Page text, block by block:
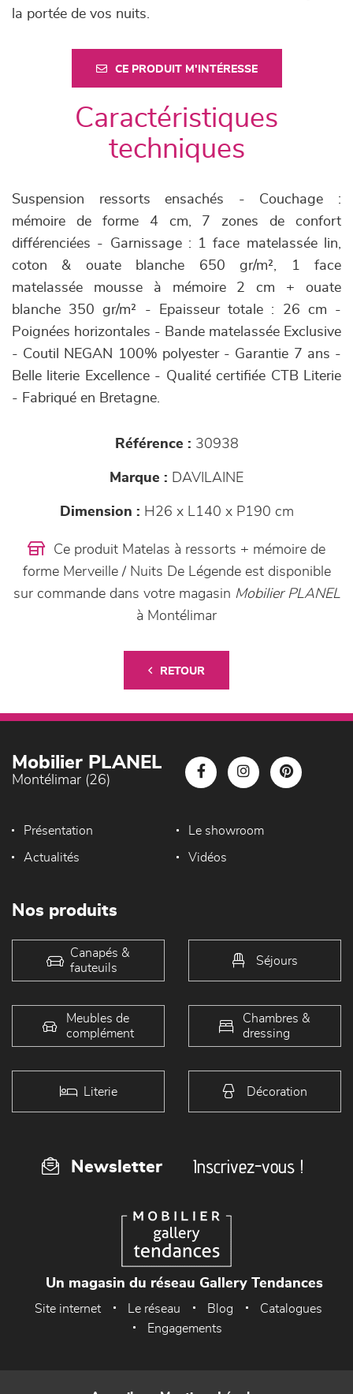
la portée de vos nuits.
CE PRODUIT M'INTÉRESSE
Caractéristiques
techniques
Suspension ressorts ensachés - Couchage :
mémoire de forme 4 cm, 7 zones de confort
différenciées - Garnissage : 1 face matelassée lin,
coton & ouate blanche 650 gr/m², 1 face
matelassée mousse à mémoire 2 cm + ouate
blanche 350 gr/m² - Epaisseur totale : 26 cm -
Poignées horizontales - Bande matelassée Exclusive
- Coutil NEGAN 100% polyester - Garantie 7 ans -
Belle literie Excellence - Qualité certifiée CTB Literie
- Fabriqué en Bretagne.
Référence : 30938
Marque : DAVILAINE
Dimension : H26 x L140 x P190 cm
Ce produit Matelas à ressorts + mémoire de
forme Merveille / Nuits De Légende est disponible
sur commande dans votre magasin Mobilier PLANEL
à Montélimar
RETOUR
Mobilier PLANEL
Montélimar (26)
Présentation Le showroom
Actualités Vidéos
Nos produits
Canapés &
fauteuils
Séjours
Meubles de
complément
Chambres &
dressing
Literie Décoration
Newsletter Inscrivez-vous !
Un magasin du réseau Gallery Tendances
Site internet Le réseau Blog
Catalogues
Engagements